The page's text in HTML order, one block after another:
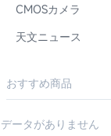
CMOSカメラ
天文ニュース
おすすめ商品
データがありません